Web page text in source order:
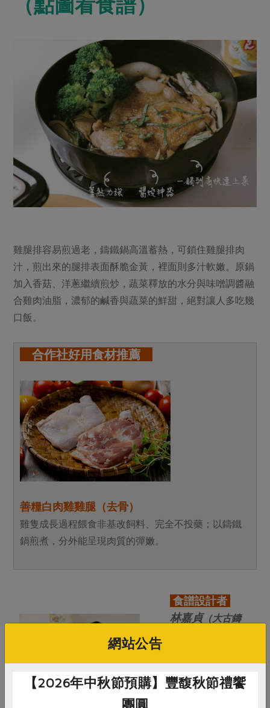
雞腿排容易煎過老，鑄鐵鍋高溫蓄熱，可鎖住雞腿排肉
汁，煎出來的腿排表面酥脆金黃，裡面則多汁軟嫩。原鍋
加入香菇、洋蔥繼續煎炒，蔬菜釋放的水分與味噌調醬融
合雞肉油脂，濃郁的鹹香與蔬菜的鮮甜，絕對讓人多吃幾
口飯。
合作社好用食材推薦
善糧白肉雞雞腿（去骨）
雞隻成長過程餵食非基改飼料、完全不投藥；以鑄鐵
鍋煎煮，分外能呈現肉質的彈嫩。
食譜設計者
林嘉貞（大古鑄
主，因此每日下
網站公告
【2026年中秋節預購】豐馥秋節禮饗
團圓